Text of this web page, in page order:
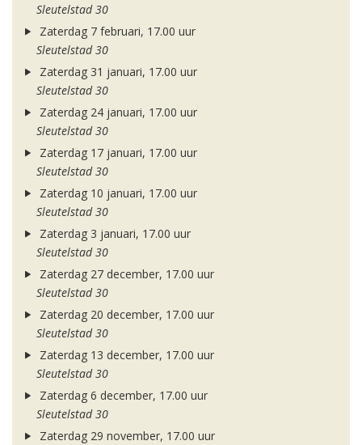
Sleutelstad 30
Zaterdag 7 februari, 17.00 uur
Sleutelstad 30
Zaterdag 31 januari, 17.00 uur
Sleutelstad 30
Zaterdag 24 januari, 17.00 uur
Sleutelstad 30
Zaterdag 17 januari, 17.00 uur
Sleutelstad 30
Zaterdag 10 januari, 17.00 uur
Sleutelstad 30
Zaterdag 3 januari, 17.00 uur
Sleutelstad 30
Zaterdag 27 december, 17.00 uur
Sleutelstad 30
Zaterdag 20 december, 17.00 uur
Sleutelstad 30
Zaterdag 13 december, 17.00 uur
Sleutelstad 30
Zaterdag 6 december, 17.00 uur
Sleutelstad 30
Zaterdag 29 november, 17.00 uur